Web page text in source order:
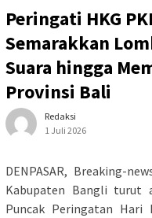
Peringati HKG
Semarakkan
Suara hingga
Provinsi Bali
Redaksi
1 Juli 2026
DENPASAR, Breaking-
Kabupaten Bangli turut
Puncak Peringatan Hari